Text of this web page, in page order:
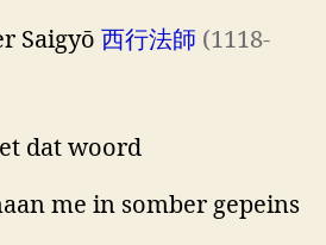
Saigyō 西行法師 (1118-
dat woord
me in somber gepeins